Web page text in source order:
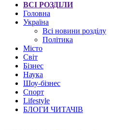
ВСІ РОЗДІЛИ
Головна
Україна
Всі новини розділу
Політика
Місто
Світ
Бізнес
Наука
Шоу-бізнес
Спорт
Lifestyle
БЛОГИ ЧИТАЧІВ